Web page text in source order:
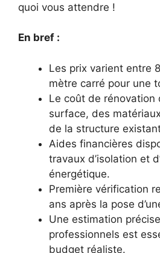
quoi vous attendre !
En bref :
Les prix varient entre
mètre carré pour une
Le coût de rénovation
surface, des
de la structure
Aides financières
travaux d’isolation et
énergétique.
Première vérification
ans après la pose
Une estimation
professionnels est
budget réaliste.